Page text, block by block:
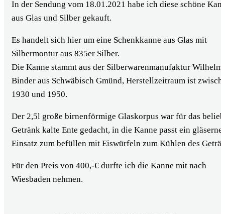
Antiquitäten
Alte Werbung
Spielzeug
BARES FÜR RARES
ÜBER UNS
In der Sendung vom 18.01.2021 habe ich diese schöne
aus Glas und Silber gekauft.
Es handelt sich hier um eine Schenkkanne aus Glas mit
Silbermontur aus 835er Silber.
Die Kanne stammt aus der Silberwarenmanufaktur Wilhelm
Binder aus Schwäbisch Gmünd, Herstellzeitraum ist
1930 und 1950.
Der 2,5l große birnenförmige Glaskorpus war für das
Getränk kalte Ente gedacht, in die Kanne passt ein gläserner
Einsatz zum befüllen mit Eiswürfeln zum Kühlen des
Für den Preis von 400,-€ durfte ich die Kanne mit nach
Wiesbaden nehmen.